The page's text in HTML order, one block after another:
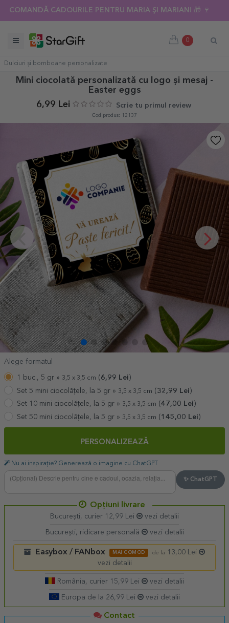
COMANDĂ CADOURILE PENTRU MARIA ȘI MARIAN! 🎁 🍷
0
Dulciuri și bomboane personalizate
Mini ciocolată personalizată cu logo și mesaj -
Easter eggs
6,99 Lei
Scrie tu primul review
Cod produs: 12137
Alege formatul
1 buc., 5 gr » 3,5 x 3,5 cm ( 6,99 Lei )
Set 5 mini ciocolățele, la 5 gr » 3,5 x 3,5 cm (32,99 Lei)
Set 10 mini ciocolățele, la 5 gr » 3,5 x 3,5 cm (47,00 Lei )
Set 50 mini ciocolățele, la 5 gr » 3,5 x 3,5 cm ( 145,00 Lei )
PERSONALIZEAZĂ
Nu ai inspirație? Generează o imagine cu ChatGPT
✨ ChatGPT
Opțiuni livrare
București, curier 12,99 Lei vezi detalii
București, ridicare personală vezi detalii
Easybox / FANbox MAI COMOD de la
13,00 Lei
vezi detalii
România, curier 15,99 Lei vezi detalii
Europa de la 26,99 Lei vezi detalii
Contact